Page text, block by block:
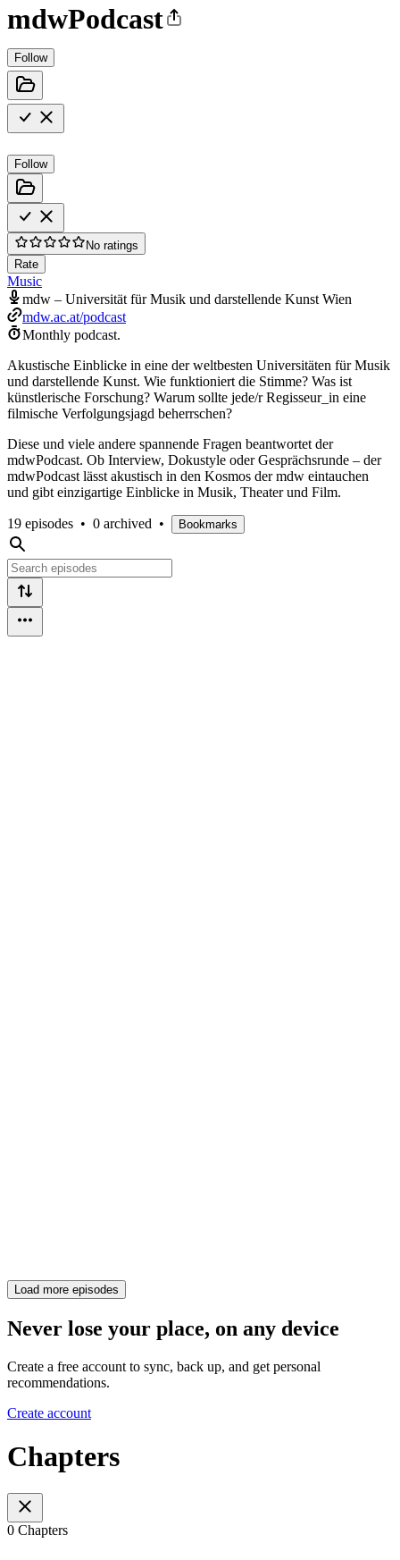
mdwPodcast
Follow
Follow
No ratings
Rate
Music
mdw – Universität für Musik und darstellende Kunst Wien
mdw.ac.at/podcast
Monthly podcast.
Akustische Einblicke in eine der weltbesten Universitäten für Musik
und darstellende Kunst. Wie funktioniert die Stimme? Was ist
künstlerische Forschung? Warum sollte jede/r Regisseur_in eine
filmische Verfolgungsjagd beherrschen?
Diese und viele andere spannende Fragen beantwortet der
mdwPodcast. Ob Interview, Dokustyle oder Gesprächsrunde – der
mdwPodcast lässt akustisch in den Kosmos der mdw eintauchen
und gibt einzigartige Einblicke in Musik, Theater und Film.
19 episodes • 0 archived • Bookmarks
Load more episodes
Never lose your place, on any device
Create a free account to sync, back up, and get personal
recommendations.
Create account
Chapters
0 Chapters